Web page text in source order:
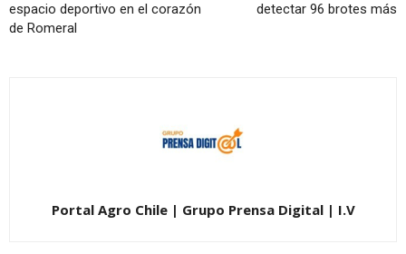
espacio deportivo en el corazón
de Romeral
detectar 96 brotes más
Portal Agro Chile | Grupo Prensa Digital | I.V